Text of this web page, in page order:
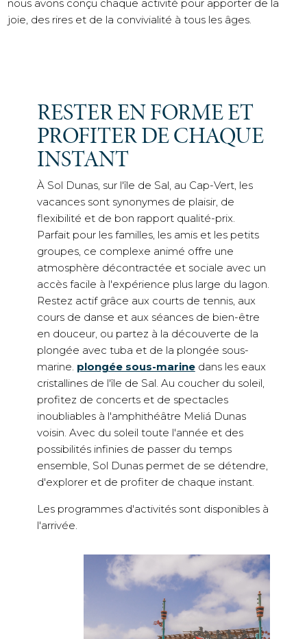
nous avons conçu chaque activité pour apporter de la
joie, des rires et de la convivialité à tous les âges.
RESTER EN FORME ET
PROFITER DE CHAQUE
INSTANT
À Sol Dunas, sur l'île de Sal, au Cap-Vert, les
vacances sont synonymes de plaisir, de
flexibilité et de bon rapport qualité-prix.
Parfait pour les familles, les amis et les petits
groupes, ce complexe animé offre une
atmosphère décontractée et sociale avec un
accès facile à l'expérience plus large du lagon.
Restez actif grâce aux courts de tennis, aux
cours de danse et aux séances de bien-être
en douceur, ou partez à la découverte de la
plongée avec tuba et de la plongée sous-
marine. plongée sous-marinedans les eaux
cristallines de l'île de Sal. Au coucher du soleil,
profitez de concerts et de spectacles
inoubliables à l'amphithéâtre Meliá Dunas
voisin. Avec du soleil toute l'année et des
possibilités infinies de passer du temps
ensemble, Sol Dunas permet de se détendre,
d'explorer et de profiter de chaque instant.
Les programmes d'activités sont disponibles à
l'arrivée.